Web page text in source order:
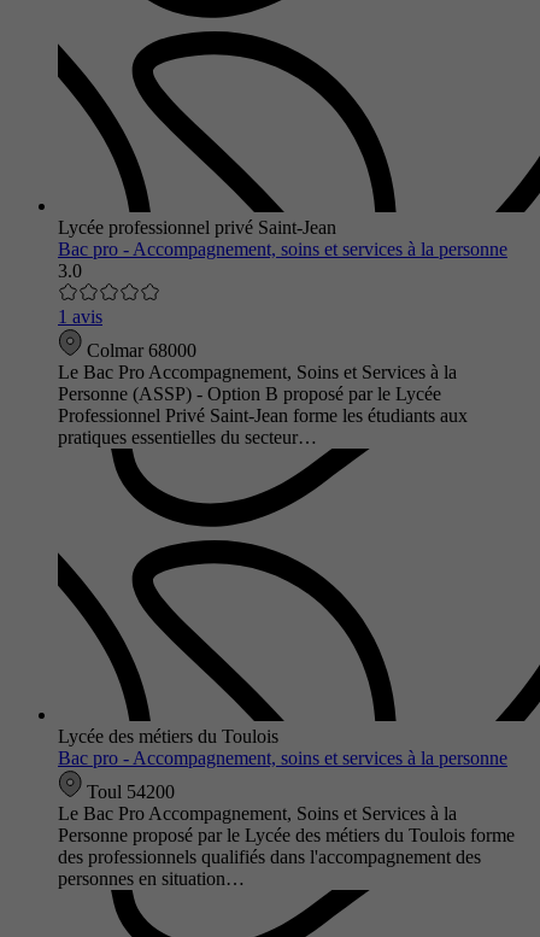
Lycée professionnel privé Saint-Jean
Bac pro - Accompagnement, soins et services à la personne
3.0
1 avis
Colmar 68000
Le Bac Pro Accompagnement, Soins et Services à la
Personne (ASSP) - Option B proposé par le Lycée
Professionnel Privé Saint-Jean forme les étudiants aux
pratiques essentielles du secteur…
Lycée des métiers du Toulois
Bac pro - Accompagnement, soins et services à la personne
Toul 54200
Le Bac Pro Accompagnement, Soins et Services à la
Personne proposé par le Lycée des métiers du Toulois forme
des professionnels qualifiés dans l'accompagnement des
personnes en situation…